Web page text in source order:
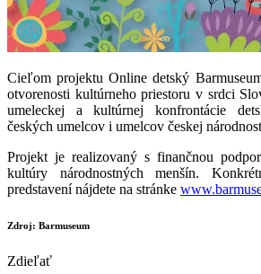
Cieľom projektu Online detský
otvorenosti kultúrneho priestoru v srdci
umeleckej a kultúrnej konfrontácie
českých umelcov i umelcov českej
Projekt je realizovaný s finančnou
kultúry národnostných menšín.
predstavení nájdete na stránke
Zdroj: Barmuseum
Zdieľať